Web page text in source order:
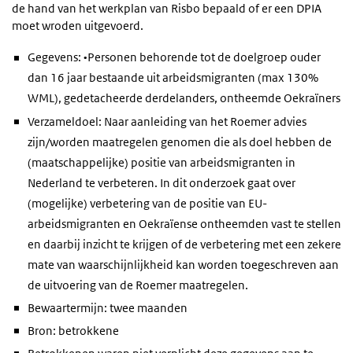
de hand van het werkplan van Risbo bepaald of er een DPIA
moet wroden uitgevoerd.
Gegevens: •Personen behorende tot de doelgroep ouder
dan 16 jaar bestaande uit arbeidsmigranten (max 130%
WML), gedetacheerde derdelanders, ontheemde Oekraïners
Verzameldoel: Naar aanleiding van het Roemer advies
zijn/worden maatregelen genomen die als doel hebben de
(maatschappelijke) positie van arbeidsmigranten in
Nederland te verbeteren. In dit onderzoek gaat over
(mogelijke) verbetering van de positie van EU-
arbeidsmigranten en Oekraïense ontheemden vast te stellen
en daarbij inzicht te krijgen of de verbetering met een zekere
mate van waarschijnlijkheid kan worden toegeschreven aan
de uitvoering van de Roemer maatregelen.
Bewaartermijn: twee maanden
Bron: betrokkene